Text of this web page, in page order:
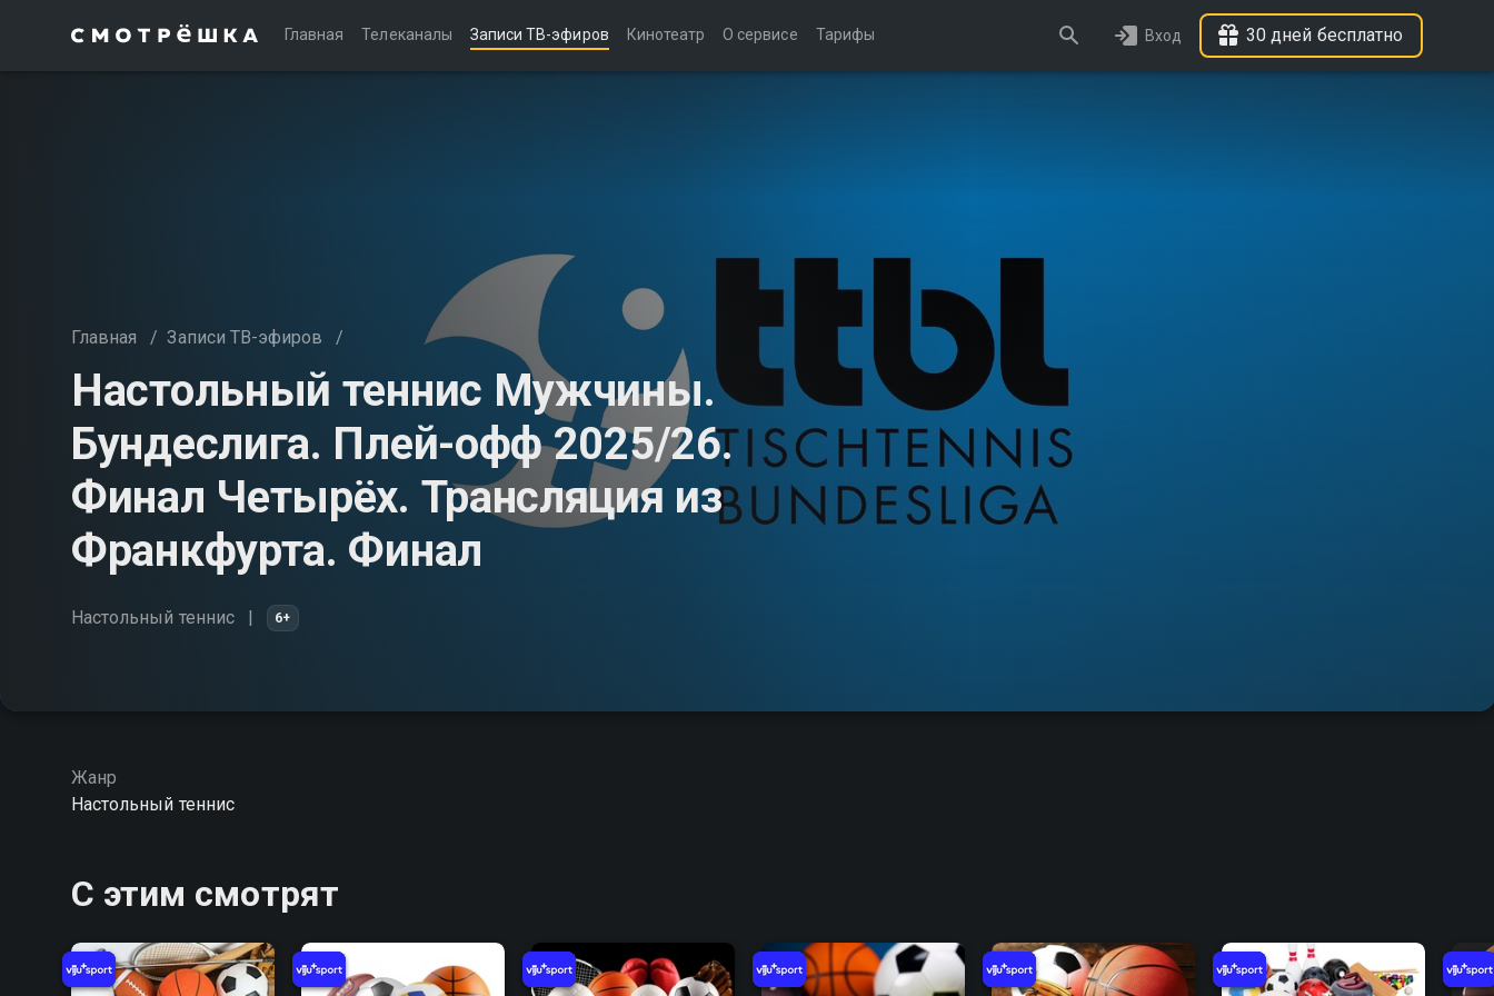
Главная Телеканалы Записи ТВ-эфиров Кинотеатр О сервисе Тарифы Вход 30 дней бесплатно
Главная / Записи ТВ-эфиров /
Настольный теннис Мужчины.
Бундеслига. Плей-офф 2025/26.
Финал Четырёх. Трансляция из
Франкфурта. Финал
Настольный теннис 6+
Жанр
Настольный теннис
С этим смотрят